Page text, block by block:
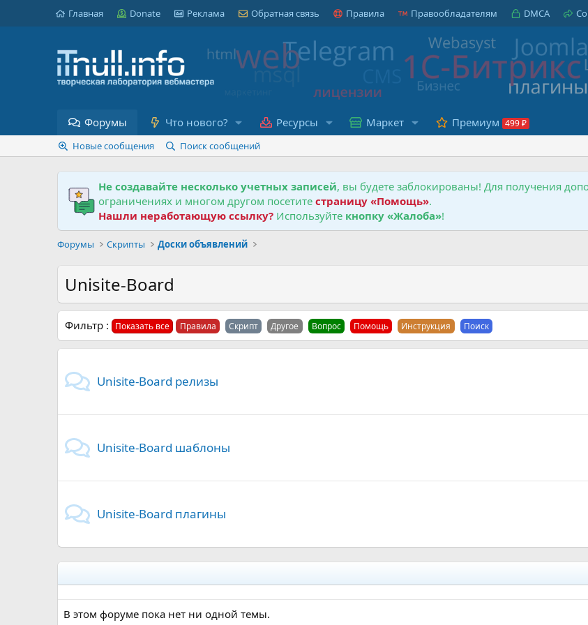
Главная Donate Реклама Обратная связь Правила Правообладателям DMCA
Форумы Что нового? Ресурсы Маркет Премиум
Новые сообщения Поиск сообщений
Не создавайте несколько учетных записей, вы будете заблокированы! Для получения
ограничениях и многом другом посетите страницу «Помощь».
Нашли неработающую ссылку?Используйте кнопку «Жалоба»!
Форумы Скрипты Доски объявлений
Unisite-Board
Фильтр : Показать все Правила Скрипт Другое Вопрос Помощь Инструкция Поиск
Unisite-Board релизы
Unisite-Board шаблоны
Unisite-Board плагины
В этом форуме пока нет ни одной темы.